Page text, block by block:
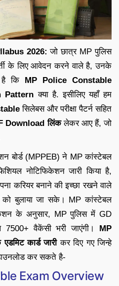
2026: जो छात्र MP पुलिस
के लिए आवेदन करने वाले है, उनके
है कि MP Police Constable
Pattern क्या है. इसीलिए यहाँ हम
सिलेबस और परीक्षा पैटर्न सहित
Download लिंकलेकर आए हैं, जो
बोर्ड (MPPEB) ने MP कांस्टेबल
नोटिफिकेशन जारी किया है,
करियर बनाने की इच्छा रखने वाले
को बुलाया जा सके। MP कांस्टेबल
के अनुसार, MP पुलिस में GD
वैकेंसी भरी जाएंगी। MP
कार्ड जारीकर दिए गए जिन्हे
कर सकते है-
Exam Overview